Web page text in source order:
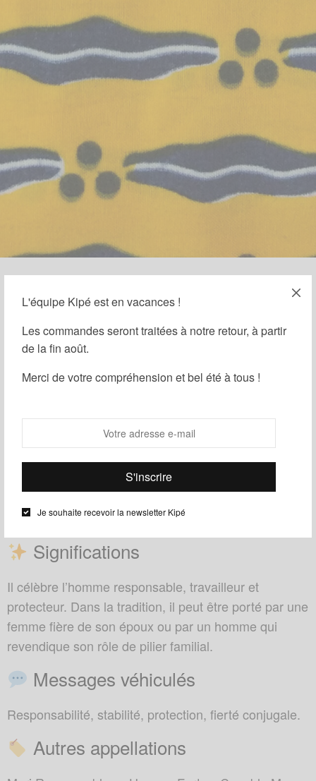
L'équipe Kipé est en vacances !
Les commandes seront traitées à notre retour, à partir
de la fin août.
Merci de votre compréhension et bel été à tous !
Je souhaite recevoir la newsletter Kipé
15 FÉVRIER 2026-HISTOIRE DU WAX
Les Histoires du Wax – Mari
Capable
Zone géographique & origines
Très populaire enCôte d’Ivoire, également présent
auBéninet auTogo.
Significations
Il célèbre l’homme responsable, travailleur et
protecteur. Dans la tradition, il peut être porté par une
femme fière de son époux ou par un homme qui
revendique son rôle de pilier familial.
Messages véhiculés
Responsabilité, stabilité, protection, fierté conjugale.
Autres appellations